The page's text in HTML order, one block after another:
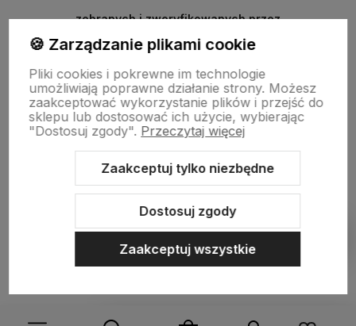
zebranych i zweryfikowanych przez
Sklep internetowy Shoper.pl Szablon Shoper Modern 3.0™
🍪 Zarządzanie plikami cookie
Pliki cookies i pokrewne im technologie
umożliwiają poprawne działanie strony. Możesz
zaakceptować wykorzystanie plików i przejść do
sklepu lub dostosować ich użycie, wybierając
"Dostosuj zgody". Przeczytaj więcej
Zaakceptuj tylko niezbędne
Dostosuj zgody
Zaakceptuj wszystkie